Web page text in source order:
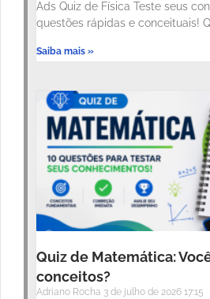
Ads Quiz de Física Teste seus
questões rápidas e conceituais!
Saiba mais »
Quiz de Matemática:
conceitos?
Adriano Rocha 3 de julho de 2026 17:15